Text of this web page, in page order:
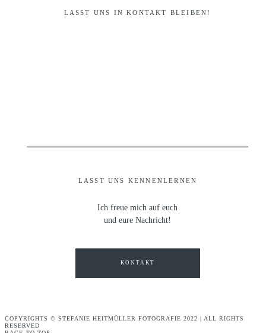
LASST UNS KENNENLERNEN
LASST UNS IN KONTAKT BLEIBEN!
Ich freue mich auf euch
und eure Nachricht!
KONTAKT
COPYRIGHTS © STEFANIE HEITMÜLLER FOTOGRAFIE 2022 | ALL RIGHTS
RESERVED